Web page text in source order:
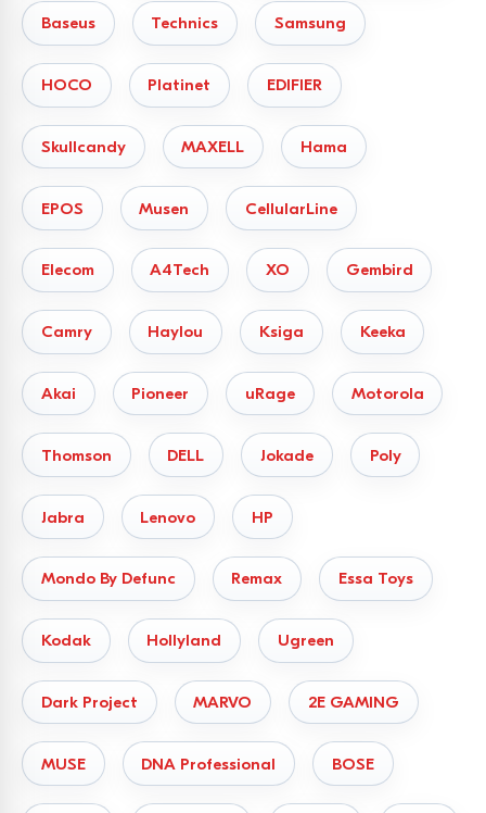
Baseus Technics Samsung
HOCO Platinet EDIFIER
Skullcandy MAXELL Hama
EPOS Musen CellularLine
Elecom A4Tech XO Gembird
Camry Haylou Ksiga Keeka
Akai Pioneer uRage Motorola
Thomson DELL Jokade Poly
Jabra Lenovo HP
Mondo By Defunc Remax Essa Toys
Kodak Hollyland Ugreen
Dark Project MARVO 2E GAMING
MUSE DNA Professional BOSE